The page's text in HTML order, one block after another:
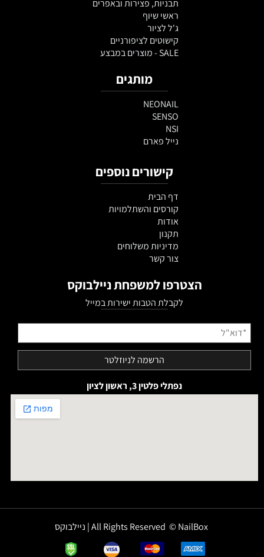
תבניות, פצירות ובאפרים
ראשי שיוף
ג'ל לציור
קישוטים לציפורניים
SALE - מוצרים במבצע
מותגים
NEONAIL
SENSO
NSI
נייל פארם
קישורים נוספים
דף הבית
קורסים והשתלמויות
אודות
תקנון
מדיניות משלוחים
צור קשר
הצטרפו למשפחת ניילבוקס
לקבלת הטבות ישירות במייל
נפתלי פלטין 3, ראשון לציון
All Rights Reserved © NailBox | ניילבוקס